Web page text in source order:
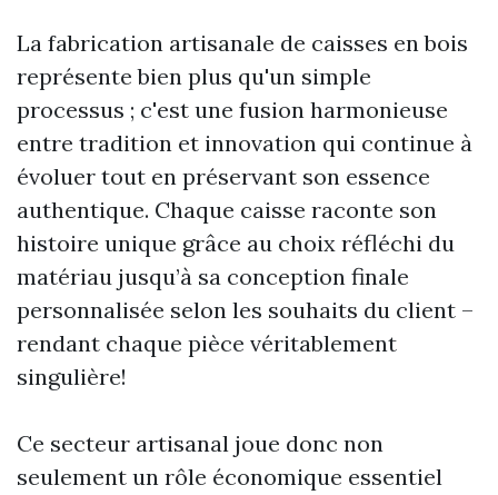
La fabrication artisanale de caisses en bois
représente bien plus qu'un simple
processus ; c'est une fusion harmonieuse
entre tradition et innovation qui continue à
évoluer tout en préservant son essence
authentique. Chaque caisse raconte son
histoire unique grâce au choix réfléchi du
matériau jusqu’à sa conception finale
personnalisée selon les souhaits du client –
rendant chaque pièce véritablement
singulière!
Ce secteur artisanal joue donc non
seulement un rôle économique essentiel